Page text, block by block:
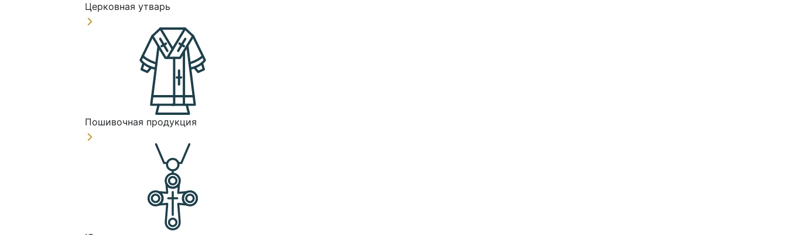
Церковная утварь
Пошивочная продукция